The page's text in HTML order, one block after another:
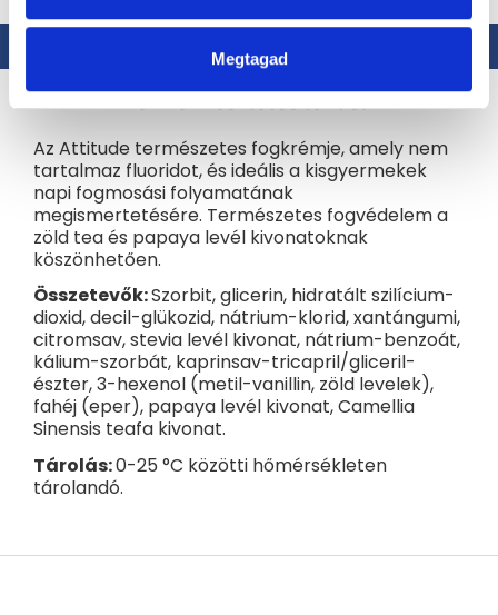
Megtagad
Termék részletes leírása
Az Attitude természetes fogkrémje, amely nem
tartalmaz fluoridot, és ideális a kisgyermekek
napi fogmosási folyamatának
megismertetésére. Természetes fogvédelem a
zöld tea és papaya levél kivonatoknak
köszönhetően.
Összetevők:Szorbit, glicerin, hidratált szilícium-
dioxid, decil-glükozid, nátrium-klorid, xantángumi,
citromsav, stevia levél kivonat, nátrium-benzoát,
kálium-szorbát, kaprinsav-tricapril/gliceril-
észter, 3-hexenol (metil-vanillin, zöld levelek),
fahéj (eper), papaya levél kivonat, Camellia
Sinensis teafa kivonat.
Tárolás:0-25 °C közötti hőmérsékleten
tárolandó.